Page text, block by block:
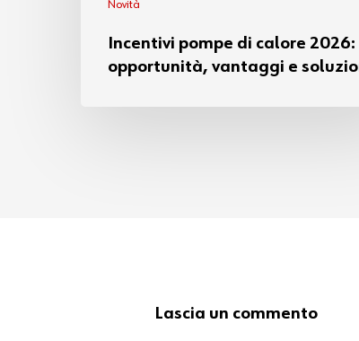
Novità
Incentivi pompe di calore 2026:
opportunità, vantaggi e
Lascia un commento